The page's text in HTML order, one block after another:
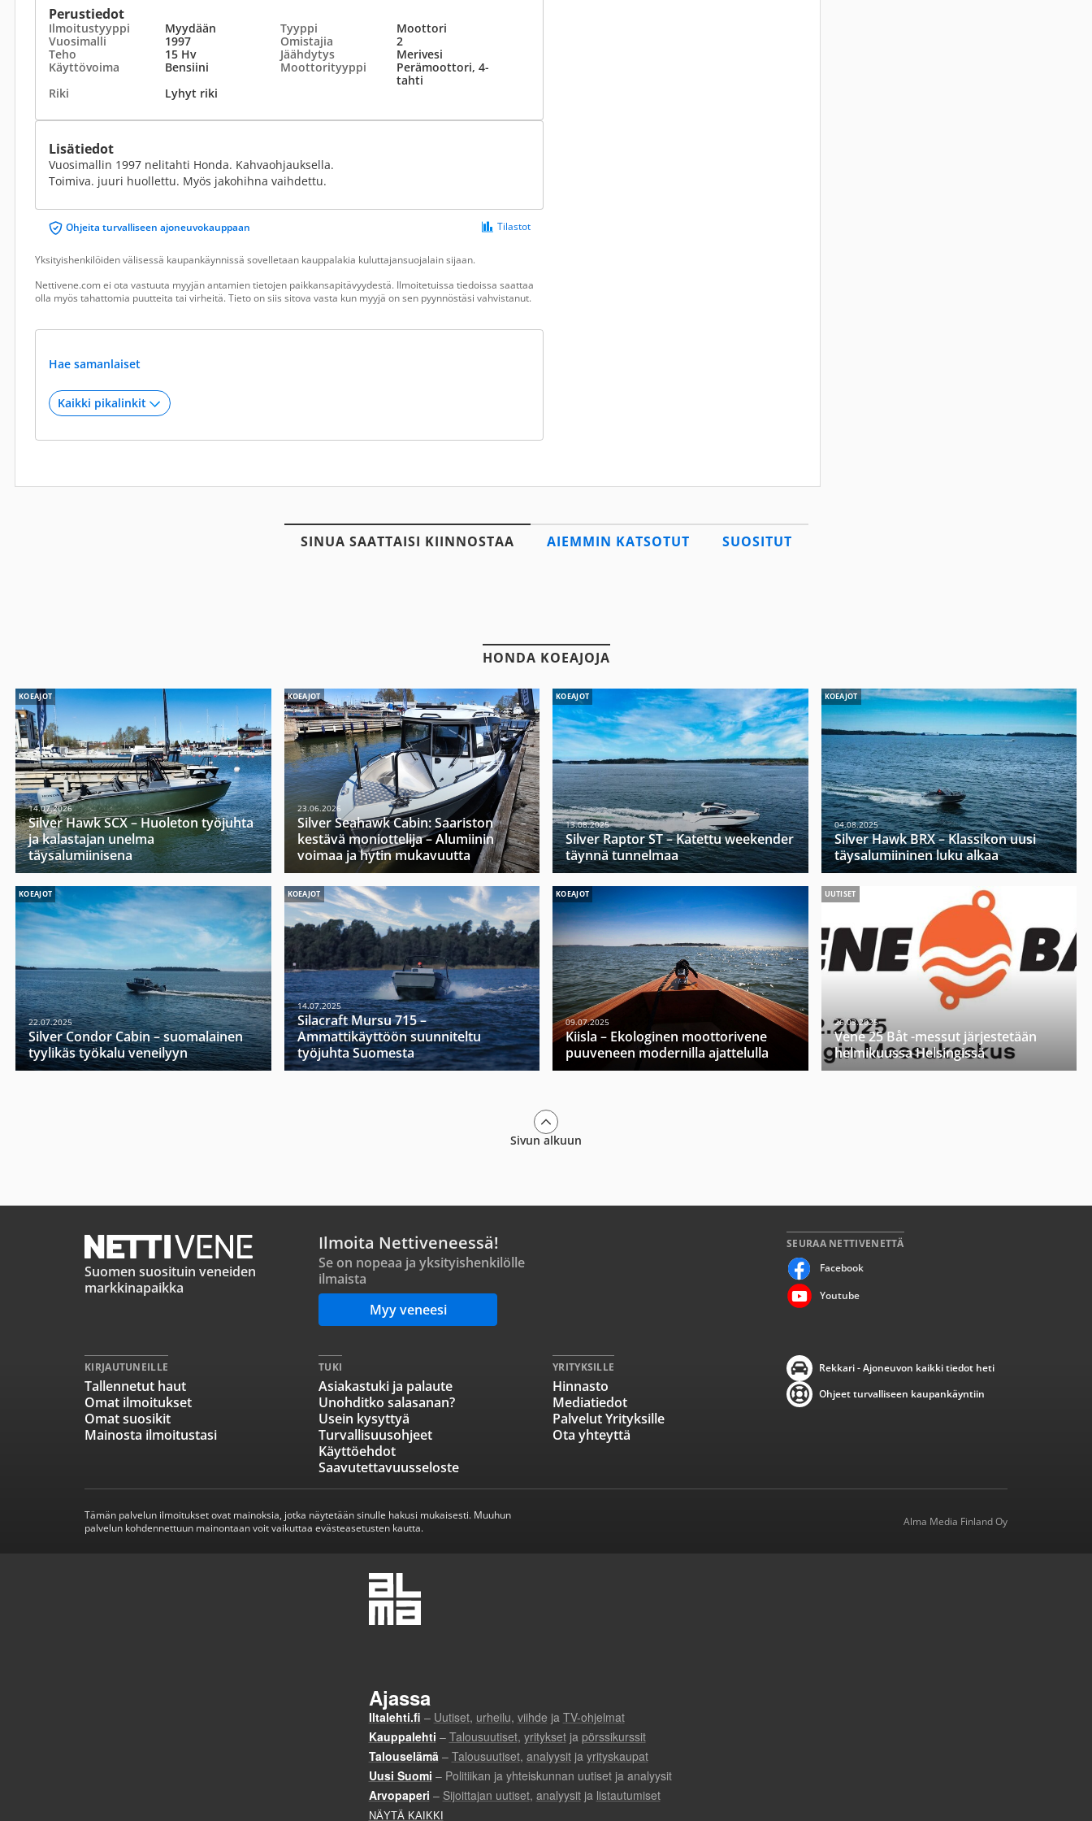
Perustiedot
Ilmoitustyyppi Myydään Tyyppi
Moottori
Vuosimalli
1997 Omistajia
2
Teho
15 Hv Jäähdytys
Merivesi
Käyttövoima
Bensiini Moottorityyppi
Perämoottori, 4-
tahti
Riki
Lyhyt riki
Lisätiedot
Vuosimallin 1997 nelitahti Honda. Kahvaohjauksella.
Toimiva. juuri huollettu. Myös jakohihna vaihdettu.
Ohjeita turvalliseen ajoneuvokauppaan Tilastot
Yksityishenkilöiden välisessä kaupankäynnissä sovelletaan kauppalakia kuluttajansuojalain sijaan.
Nettivene.com ei ota vastuuta myyjän antamien tietojen paikkansapitävyydestä. Ilmoitetuissa tiedoissa saattaa
olla myös tahattomia puutteita tai virheitä. Tieto on siis sitova vasta kun myyjä on sen pyynnöstäsi vahvistanut.
Hae samanlaiset
SINUA SAATTAISI KIINNOSTAA AIEMMIN KATSOTUT SUOSITUT
HONDA KOEAJOJA
KOEAJOT
14.07.2026
Silver Hawk SCX – Huoleton työjuhta
ja kalastajan unelma
täysalumiinisena
KOEAJOT
23.06.2026
Silver Seahawk Cabin: Saariston
kestävä moniottelija – Alumiinin
voimaa ja hytin mukavuutta
KOEAJOT
13.08.2025
Silver Raptor ST – Katettu weekender
täynnä tunnelmaa
KOEAJOT
04.08.2025
Silver Hawk BRX – Klassikon uusi
täysalumiininen luku alkaa
KOEAJOT
22.07.2025
Silver Condor Cabin – suomalainen
tyylikäs työkalu veneilyyn
KOEAJOT
14.07.2025
Silacraft Mursu 715 –
Ammattikäyttöön suunniteltu
työjuhta Suomesta
KOEAJOT
09.07.2025
Kiisla – Ekologinen moottorivene
puuveneen modernilla ajattelulla
UUTISET
26.03.2025
Vene 25 Båt -messut järjestetään
helmikuussa Helsingissä
Sivun alkuun
Suomen suosituin veneiden
markkinapaikka
Ilmoita Nettiveneessä!
Se on nopeaa ja yksityishenkilölle
ilmaista
Myy veneesi
SEURAA NETTIVENETTÄ
Facebook
Youtube
KIRJAUTUNEILLE
Tallennetut haut
Omat ilmoitukset
Omat suosikit
Mainosta ilmoitustasi
TUKI
Asiakastuki ja palaute
Unohditko salasanan?
Usein kysyttyä
Turvallisuusohjeet
Käyttöehdot
Saavutettavuusseloste
YRITYKSILLE
Hinnasto
Mediatiedot
Palvelut Yrityksille
Ota yhteyttä
Rekkari - Ajoneuvon kaikki tiedot heti
Ohjeet turvalliseen kaupankäyntiin
Tämän palvelun ilmoitukset ovat mainoksia, jotka näytetään sinulle hakusi mukaisesti. Muuhun
palvelun kohdennettuun mainontaan voit vaikuttaa evästeasetusten kautta.
Alma Media Finland Oy